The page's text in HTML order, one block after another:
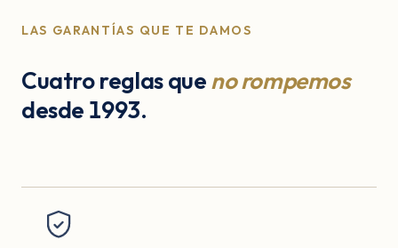
LAS GARANTÍAS QUE TE DAMOS
Cuatro reglas queno rompemos
desde 1993.